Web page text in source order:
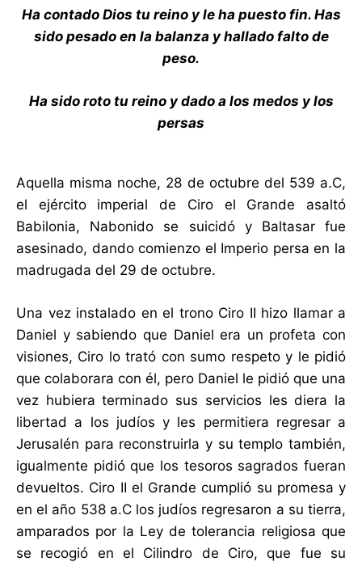
Ha contado Dios tu reino y le ha puesto fin. Has
sido pesado en la balanza y hallado falto de
peso.
Ha sido roto tu reino y dado a los medos y los
persas
Aquella misma noche, 28 de octubre del 539 a.C,
el ejército imperial de Ciro el Grande asaltó
Babilonia, Nabonido se suicidó y Baltasar fue
asesinado, dando comienzo el Imperio persa en la
madrugada del 29 de octubre.
Una vez instalado en el trono Ciro II hizo llamar a
Daniel y sabiendo que Daniel era un profeta con
visiones, Ciro lo trató con sumo respeto y le pidió
que colaborara con él, pero Daniel le pidió que una
vez hubiera terminado sus servicios les diera la
libertad a los judíos y les permitiera regresar a
Jerusalén para reconstruirla y su templo también,
igualmente pidió que los tesoros sagrados fueran
devueltos. Ciro II el Grande cumplió su promesa y
en el año 538 a.C los judíos regresaron a su tierra,
amparados por la Ley de tolerancia religiosa que
se recogió en el Cilindro de Ciro, que fue su